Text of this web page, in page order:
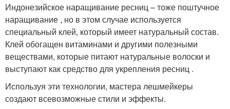
Индонезийское наращивание ресниц – тоже поштучное
наращивание , но в этом случае используется
специальный клей, который имеет натуральный состав.
Клей обогащен витаминами и другими полезными
веществами, которые питают натуральные волоски и
выступают как средство для укрепления ресниц .
Используя эти технологии, мастера лешмейкеры
создают всевозможные стили и эффекты.